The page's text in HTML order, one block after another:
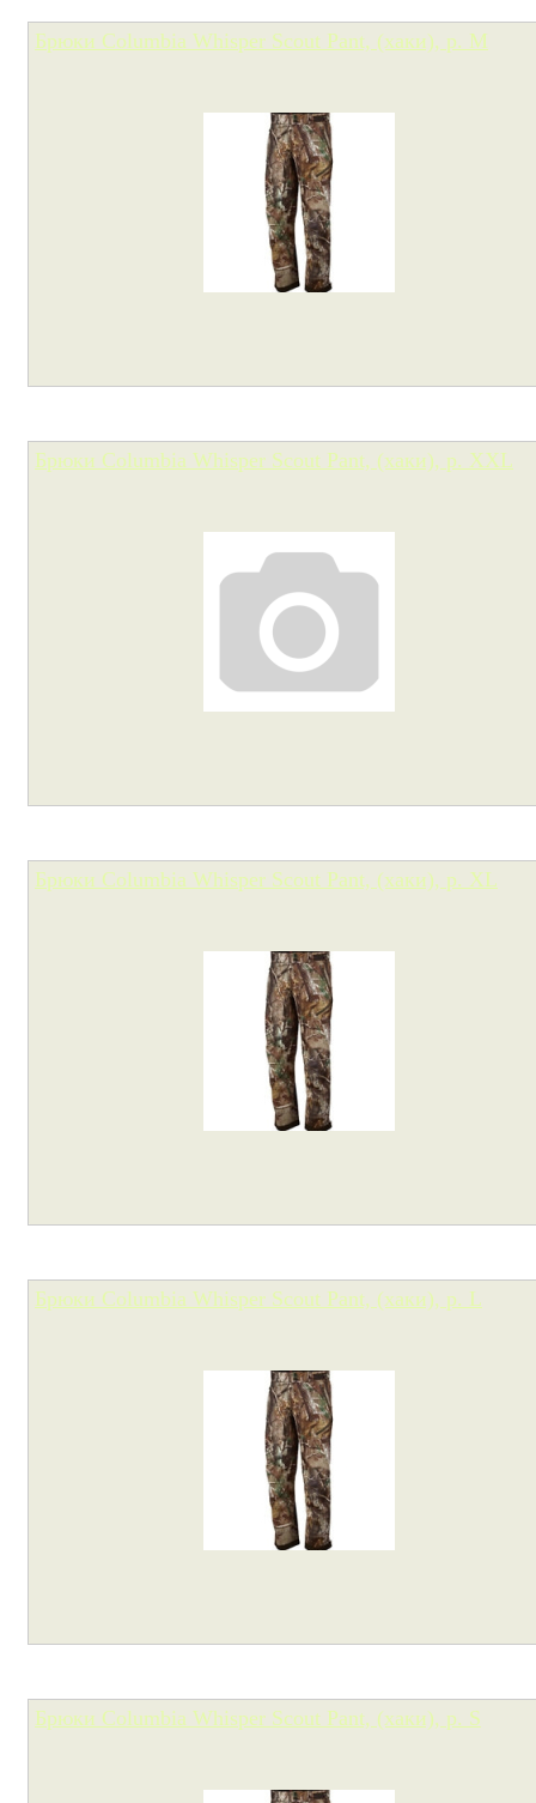
Брюки Columbia Whisper Scout Pant, (хаки), р. M
Брюки Columbia Whisper Scout Pant, (хаки), р. XXL
Брюки Columbia Whisper Scout Pant, (хаки), р. XL
Брюки Columbia Whisper Scout Pant, (хаки), р. L
Брюки Columbia Whisper Scout Pant, (хаки), р. S